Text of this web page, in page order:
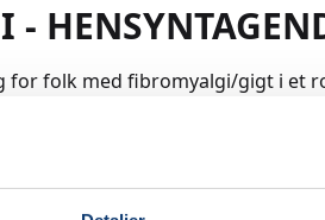
-
for folk med fibromyalgi/gigt i et
afspænding.